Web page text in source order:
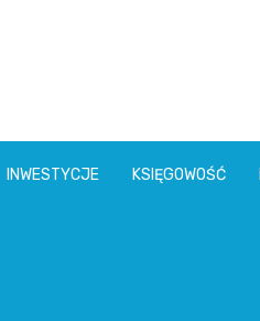
INWESTYCJE KSIĘGOWOŚĆ